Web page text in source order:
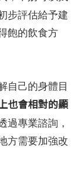
步評估給予建
飽的飲食方
自己的身體目
也會相對的顯
過專業諮詢，
方需要加強改